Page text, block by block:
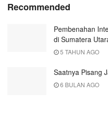
Recommended
Pembenahan
di Sumatera
5 TAHUN AGO
Saatnya Pisang
6 BULAN AGO